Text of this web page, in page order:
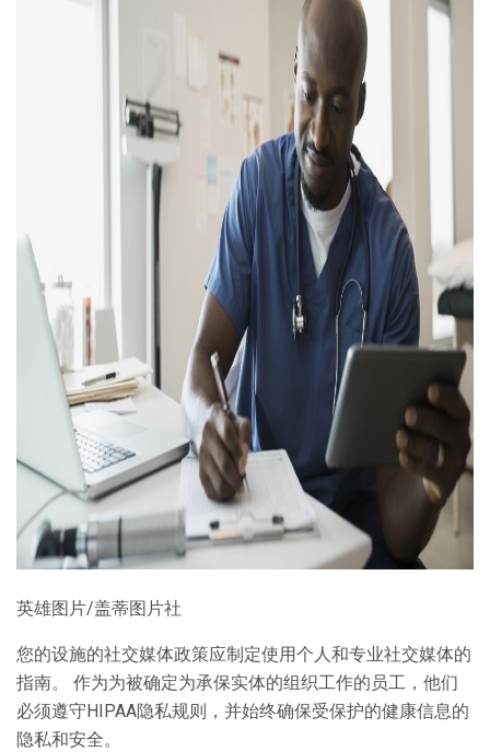
ad
英雄图片/盖蒂图片社
您的设施的社交媒体政策应制定使用个人和专业社交媒体的
指南。 作为为被确定为承保实体的组织工作的员工，他们
必须遵守HIPAA隐私规则，并始终确保受保护的健康信息的
隐私和安全。